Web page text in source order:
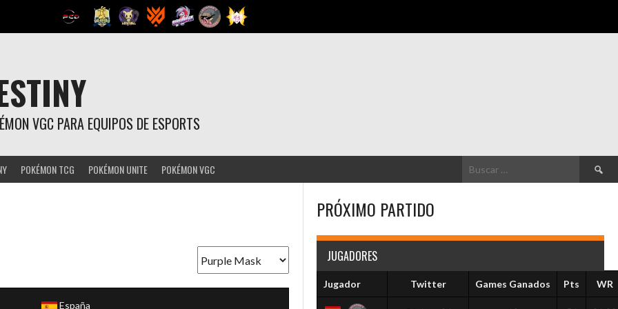
VGC PARA EQUIPOS DE ESPORTS
POKÉMON TCG POKÉMON UNITE POKÉMON VGC Buscar:
España
PRÓXIMO PARTIDO
JUGADORES
Jugador Twitter Games Ganados Pts WR